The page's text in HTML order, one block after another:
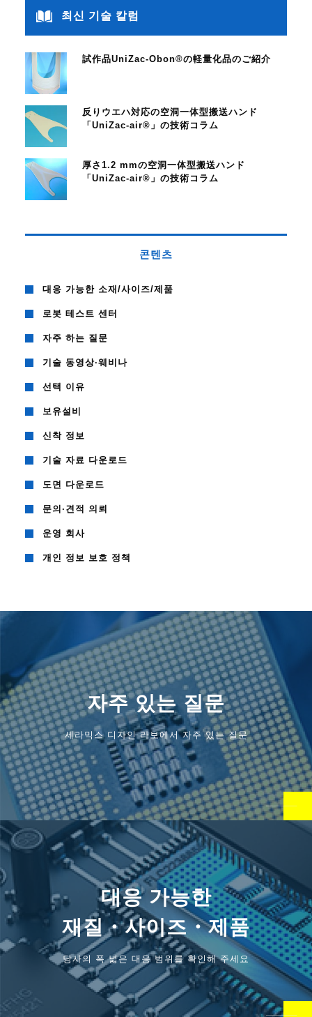
최신 기술 칼럼
試作品UniZac-Obon®の軽量化品のご紹介
反りウエハ対応の空洞一体型搬送ハンド
「UniZac-air®」の技術コラム
厚さ1.2 mmの空洞一体型搬送ハンド
「UniZac-air®」の技術コラム
콘텐츠
대응 가능한 소재/사이즈/제품
로봇 테스트 센터
자주 하는 질문
기술 동영상·웨비나
선택 이유
보유설비
신착 정보
기술 자료 다운로드
도면 다운로드
문의·견적 의뢰
운영 회사
개인 정보 보호 정책
자주 있는 질문
세라믹스 디자인 라보에서 자주 있는 질문
대응 가능한
재질・사이즈・제품
당사의 폭 넓은 대응 범위를 확인해 주세요